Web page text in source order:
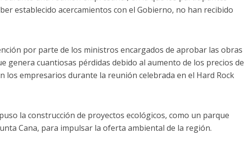
establecido acercamientos con el Gobierno, no han recibido
por parte de los ministros encargados de aprobar las obras
genera cuantiosas pérdidas debido al aumento de los precios de
los empresarios durante la reunión celebrada en el Hard Rock
la construcción de proyectos ecológicos, como un parque
Cana, para impulsar la oferta ambiental de la región.